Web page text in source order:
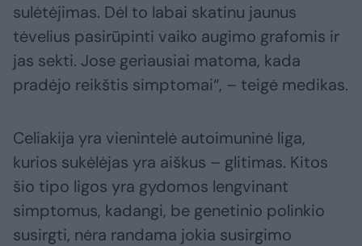
sulėtėjimas. Dėl to labai skatinu jaunus
tėvelius pasirūpinti vaiko augimo grafomis ir
jas sekti. Jose geriausiai matoma, kada
pradėjo reikštis simptomai“, – teigė medikas.
Celiakija yra vienintelė autoimuninė liga,
kurios sukėlėjas yra aiškus – glitimas. Kitos
šio tipo ligos yra gydomos lengvinant
simptomus, kadangi, be genetinio polinkio
susirgti, nėra randama jokia susirgimo